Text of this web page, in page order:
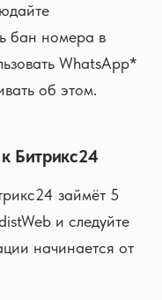
бан номера в
WhatsApp*
об этом.
Битрикс24
займёт 5
и следуйте
начинается от